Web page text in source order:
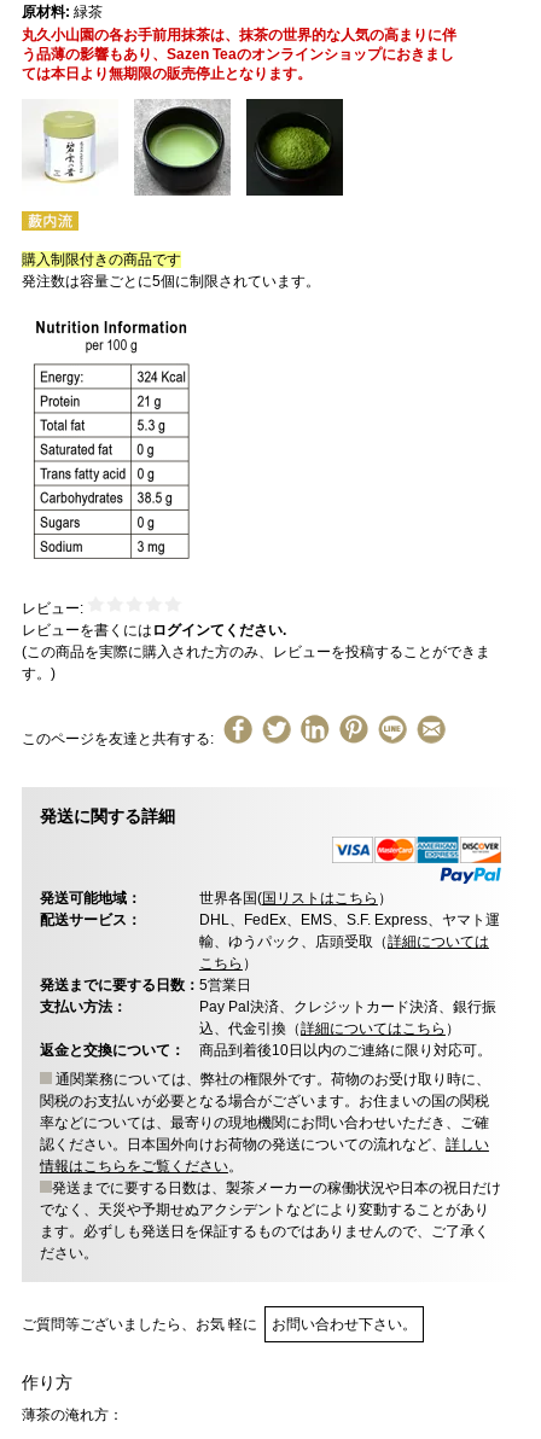
購入制限付きの商品です
発注数は容量ごとに5個に制限されています。
レビュー:
レビューを書くには ログインてください.
(この商品を実際に購入された方のみ、レビューを投稿することができま
す。)
このページを友達と共有する:
原材料: 緑茶
丸久小山園の各お手前用抹茶は、抹茶の世界的な人気の高まりに伴
う品薄の影響もあり、Sazen Teaのオンラインショップにおきまし
ては本日より無期限の販売停止となります。
発送に関する詳細
発送可能地域： 世界各国(国リストはこちら ）
配送サービス：
DHL、FedEx、EMS、S.F. Express、ヤマト運
輸、ゆうパック、店頭受取（詳細については
こちら ）
発送までに要する日数： 5営業日
支払い方法：
Pay Pal決済、クレジットカード決済、銀行振
込、代金引換（詳細についてはこちら ）
返金と交換について：
商品到着後10日以内のご連絡に限り対応可。
通関業務については、弊社の権限外です。荷物のお受け取り時に、
関税のお支払いが必要となる場合がございます。お住まいの国の関税
率などについては、最寄りの現地機関にお問い合わせいただき、ご確
認ください。日本国外向けお荷物の発送についての流れなど、 詳しい
情報はこちらをご覧ください。
発送までに要する日数は、製茶メーカーの稼働状況や日本の祝日だけ
でなく、天災や予期せぬアクシデントなどにより変動することがあり
ます。必ずしも発送日を保証するものではありませんので、ご了承く
ださい。
ご質問等ございましたら、お気 軽に お問い合わせ下さい。
作り方
薄茶の淹れ方：